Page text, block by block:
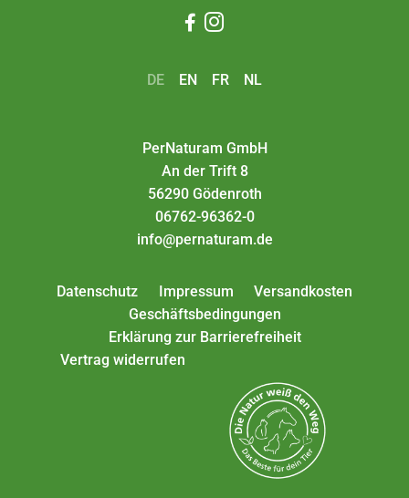
 
DE EN FR NL
PerNaturam GmbH
An der Trift 8
56290 Gödenroth
06762-96362-0
info@pernaturam.de
Datenschutz Impressum
Versandkosten
Geschäftsbedingungen
Erklärung zur Barrierefreiheit
Vertrag widerrufen